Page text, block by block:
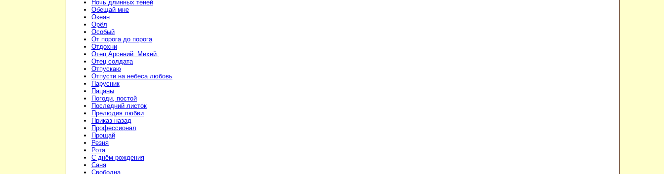
Ночь длинных теней
Обещай мне
Океан
Орёл
Особый
От порога до порога
Отдохни
Отец Арсений. Михей.
Отец солдата
Отпускаю
Отпусти на небеса любовь
Парусник
Пацаны
Погоди, постой
Последний листок
Прелюдия любви
Приказ назад
Профессионал
Прощай
Резня
Рота
С днём рождения
Саня
Свободна